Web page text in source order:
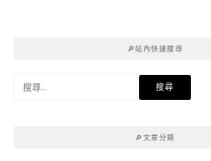
🔎站內快速搜尋
🔎文章分類